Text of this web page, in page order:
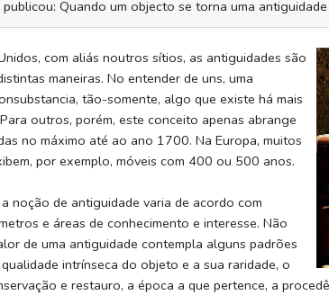
publicou: Quando um objecto se torna uma antiguidade
com aliás noutros sítios, as antiguidades são
maneiras. No entender de uns, uma
tão-somente, algo que existe há mais
outros, porém, este conceito apenas abrange
no máximo até ao ano 1700. Na Europa, muitos
por exemplo, móveis com 400 ou 500 anos.
noção de antiguidade varia de acordo com
e áreas de conhecimento e interesse. Não
de uma antiguidade contempla alguns padrões
intrínseca do objeto e a sua raridade, o
e restauro, a época a que pertence, a